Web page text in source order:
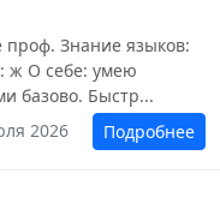
проф. Знание языков:
ж О себе: умею
базово. Быстр...
2026
Подробнее